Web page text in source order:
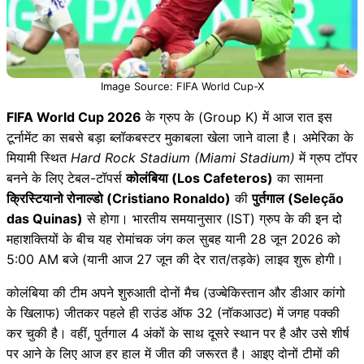
Image Source: FIFA World Cup-X
FIFA World Cup 2026 के ग्रुप के (Group K) में आज रात इस
टूर्नामेंट का सबसे बड़ा ब्लॉकबस्टर मुकाबला खेला जाने वाला है। अमेरिका के
मियामी स्थित Hard Rock Stadium (Miami Stadium) में ग्रुप टॉपर
बनने के लिए टेबल-टॉपर्सकोलंबिया (Los Cafeteros) का सामना
क्रिस्टियानो रोनाल्डो (Cristiano Ronaldo) कीपुर्तगाल (Seleção
das Quinas) से होगा। भारतीय समयानुसार (IST) ग्रुप के की इन दो
महाशक्तियों के बीच यह रोमांचक जंग कल सुबह यानी 28 जून 2026 को
5:00 AM बजे (यानी आज 27 जून की देर रात/तड़के) लाइव शुरू होगी।
कोलंबिया की टीम अपने शुरुआती दोनों मैच (उज्बेकिस्तान और डीआर कांगो
के खिलाफ) जीतकर पहले ही राउंड ऑफ 32 (नॉकआउट) में जगह पक्की
कर चुकी है। वहीं, पुर्तगाल 4 अंकों के साथ दूसरे स्थान पर है और उसे शीर्ष
पर आने के लिए आज हर हाल में जीत की जरूरत है। आइए दोनों टीमों की